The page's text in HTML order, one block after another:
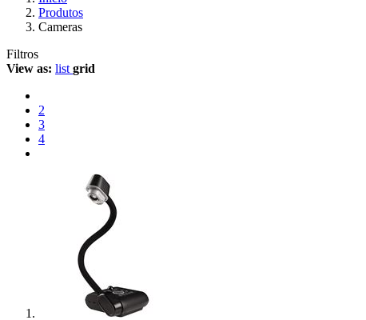
Produtos
Cameras
Filtros
View as: list grid
2
3
4